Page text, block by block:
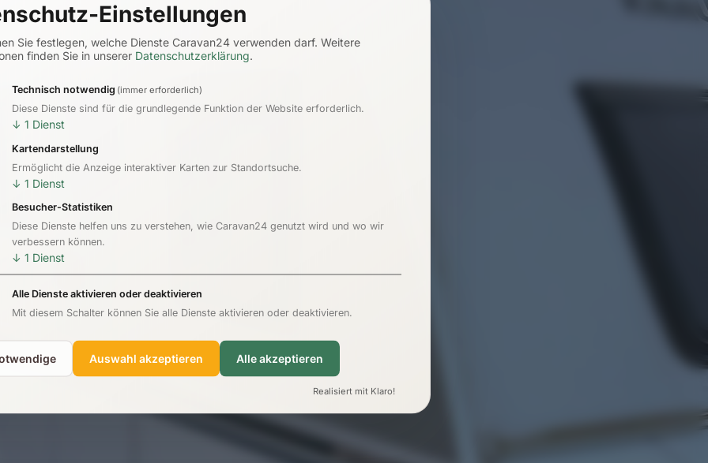
Einstellungen
Sie festlegen, welche Dienste Caravan24 verwenden darf. Weitere
finden Sie in unserer Datenschutzerklärung.
Technisch notwendig (immer erforderlich)
Diese Dienste sind für die grundlegende Funktion der Website erforderlich.
↓ 1 Dienst
Kartendarstellung
Ermöglicht die Anzeige interaktiver Karten zur Standortsuche.
↓ 1 Dienst
Besucher-Statistiken
Diese Dienste helfen uns zu verstehen, wie Caravan24 genutzt wird und wo wir
verbessern können.
↓ 1 Dienst
Alle Dienste aktivieren oder deaktivieren
Mit diesem Schalter können Sie alle Dienste aktivieren oder deaktivieren.
Auswahl akzeptieren Alle akzeptieren
Realisiert mit Klaro!